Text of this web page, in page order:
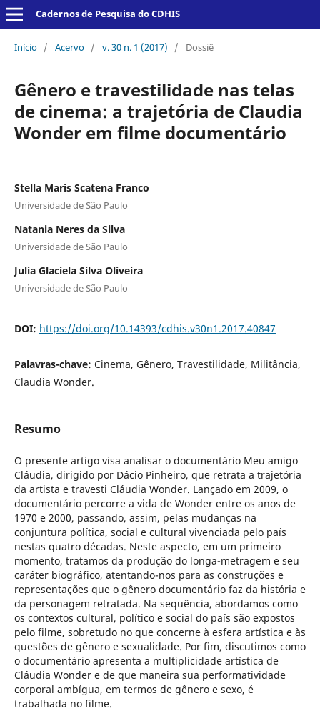
Cadernos de Pesquisa do CDHIS
Início / Acervo / v. 30 n. 1 (2017) / Dossiê
Gênero e travestilidade nas telas
de cinema: a trajetória de Claudia
Wonder em filme documentário
Stella Maris Scatena Franco
Universidade de São Paulo
Natania Neres da Silva
Universidade de São Paulo
Julia Glaciela Silva Oliveira
Universidade de São Paulo
DOI: https://doi.org/10.14393/cdhis.v30n1.2017.40847
Palavras-chave: Cinema, Gênero, Travestilidade, Militância,
Claudia Wonder.
Resumo
O presente artigo visa analisar o documentário Meu amigo
Cláudia, dirigido por Dácio Pinheiro, que retrata a trajetória
da artista e travesti Cláudia Wonder. Lançado em 2009, o
documentário percorre a vida de Wonder entre os anos de
1970 e 2000, passando, assim, pelas mudanças na
conjuntura política, social e cultural vivenciada pelo país
nestas quatro décadas. Neste aspecto, em um primeiro
momento, tratamos da produção do longa-metragem e seu
caráter biográfico, atentando-nos para as construções e
representações que o gênero documentário faz da história e
da personagem retratada. Na sequência, abordamos como
os contextos cultural, político e social do país são expostos
pelo filme, sobretudo no que concerne à esfera artística e às
questões de gênero e sexualidade. Por fim, discutimos como
o documentário apresenta a multiplicidade artística de
Cláudia Wonder e de que maneira sua performatividade
corporal ambígua, em termos de gênero e sexo, é
trabalhada no filme.